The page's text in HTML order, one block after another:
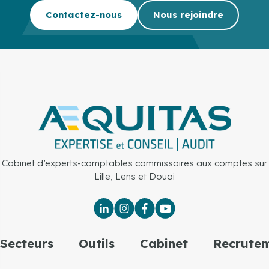
Contactez-nous Nous rejoindre
Cabinet d’experts-comptables commissaires aux comptes sur
Lille, Lens et Douai
Secteurs Outils Cabinet